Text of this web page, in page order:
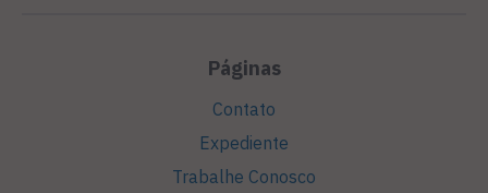
Páginas
Contato
Expediente
Trabalhe Conosco